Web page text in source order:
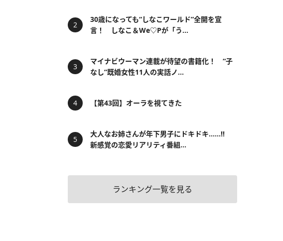
30歳になっても“しなこワールド”全開を宣
言！ しなこ＆We♡Pが「う...
マイナビウーマン連載が待望の書籍化！ “子
なし”既婚女性11人の実話ノ...
【第43回】オーラを視てきた
大人なお姉さんが年下男子にドキドキ……!!
新感覚の恋愛リアリティ番組...
ランキング一覧を見る